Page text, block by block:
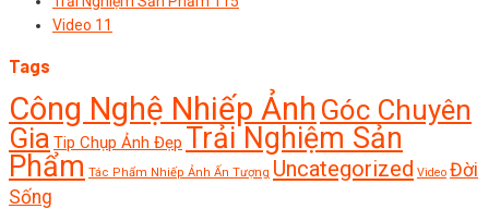
Video 11
Tags
Công Nghệ Nhiếp Ảnh Góc Chuyên
Gia Tip Chụp Ảnh Đẹp Trải Nghiệm Sản
Phẩm Tác Phẩm Nhiếp Ảnh Ấn Tượng Uncategorized Video Đời
Sống